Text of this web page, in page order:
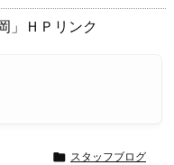
ＨＰリンク
 スタッフブログ